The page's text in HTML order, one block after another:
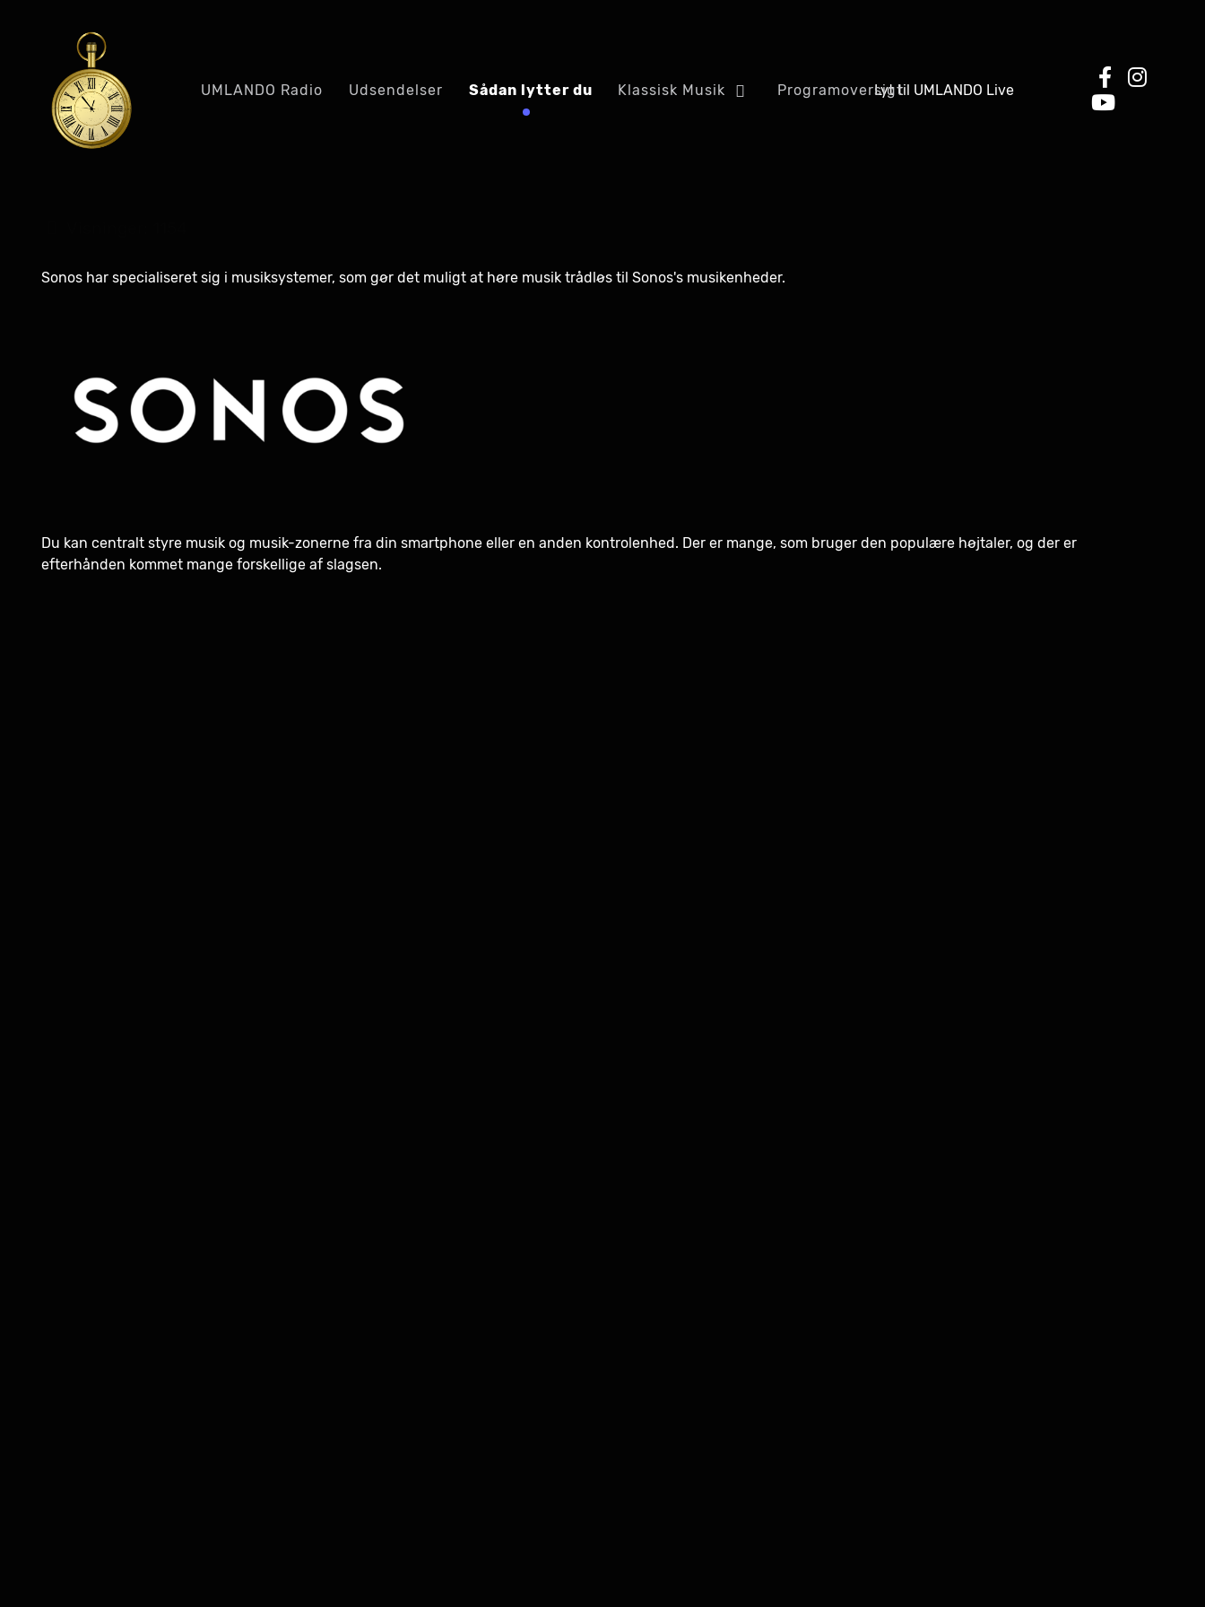
UMLANDO Radio Udsendelser Sådan lytter du Klassisk Musik ProgramoversigtLyt til UMLANDO Live
Sonos har specialiseret sig i musiksystemer, som gør det muligt at høre musik trådløs til Sonos's musikenheder.
Du kan centralt styre musik og musik-zonerne fra din smartphone eller en anden kontrolenhed. Der er mange, som bruger den populære højtaler, og der er
efterhånden kommet mange forskellige af slagsen.